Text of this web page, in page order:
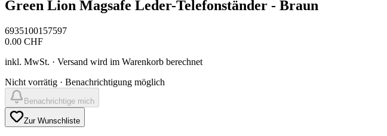
Green Lion Magsafe Leder-Telefonständer - Braun
6935100157597
0.00 CHF
inkl. MwSt. · Versand wird im Warenkorb berechnet
Nicht vorrätig · Benachrichtigung möglich
Benachrichtige mich
Zur Wunschliste